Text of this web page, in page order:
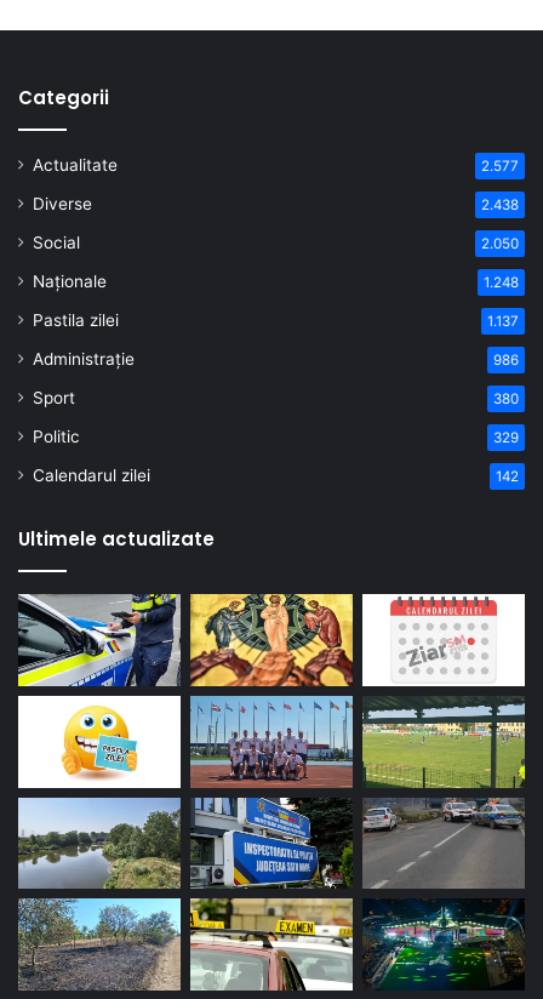
Categorii
Actualitate 2.577
Diverse 2.438
Social 2.050
Naționale 1.248
Pastila zilei 1.137
Administrație 986
Sport 380
Politic 329
Calendarul zilei 142
Ultimele actualizate